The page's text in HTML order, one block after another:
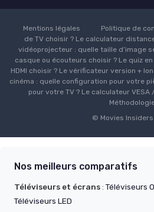
Mentions légales Politique de
de TV choisir ? Le calculateur
vidéoprojecteur : quelle taille d’image
casque ou écouteurs choisir ? Le quiz
HDMI choisir ? Le vérificateur version +
cinéma : quelle configuration pour votre
pour votre TV ? Le calculateur VESA
© Movies
Nos meilleurs comparatifs
Téléviseurs et écrans:Téléviseurs
Téléviseurs LED